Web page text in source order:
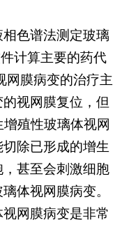
色谱法测定玻璃
计算主要的药代
网膜病变的治疗主
视网膜复位，但
殖性玻璃体视网
除已形成的增生
甚至会刺激细胞
体视网膜病变。
网膜病变是非常